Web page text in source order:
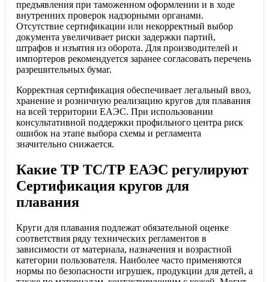
предъявления при таможенном оформлении и в ходе
внутренних проверок надзорными органами.
Отсутствие сертификации или некорректный выбор
документа увеличивает риски задержки партий,
штрафов и изъятия из оборота. Для производителей и
импортеров рекомендуется заранее согласовать перечень
разрешительных бумаг.
Корректная сертификация обеспечивает легальный ввоз,
хранение и розничную реализацию кругов для плавания
на всей территории ЕАЭС. При использовании
консультативной поддержки профильного центра риск
ошибок на этапе выбора схемы и регламента
значительно снижается.
Какие ТР ТС/ТР ЕАЭС регулируют
Сертификация кругов для
плавания
Круги для плавания подлежат обязательной оценке
соответствия ряду технических регламентов в
зависимости от материала, назначения и возрастной
категории пользователя. Наиболее часто применяются
нормы по безопасности игрушек, продукции для детей, а